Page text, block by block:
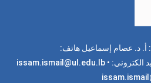
أ. د. عصام إسماعيل هاتف:
96170814915+ • بريد الكتروني: issam.ismail@ul.edu.lb •